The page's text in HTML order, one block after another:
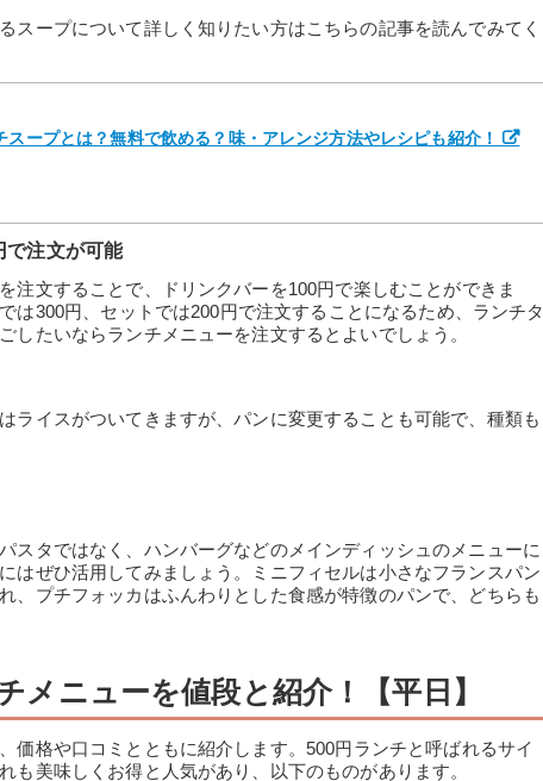
スープについて詳しく知りたい方はこちらの記事を読んでみてく
スープとは？無料で飲める？味・アレンジ方法やレシピも紹介！
で注文が可能
注文することで、ドリンクバーを100円で楽しむことができま
は300円、セットでは200円で注文することになるため、ランチタ
したいならランチメニューを注文するとよいでしょう。
ライスがついてきますが、パンに変更することも可能で、種類も
スタではなく、ハンバーグなどのメインディッシュのメニューに
はぜひ活用してみましょう。ミニフィセルは小さなフランスパン
、プチフォッカはふんわりとした食感が特徴のパンで、どちらも
メニューを値段と紹介！【平日】
価格や口コミとともに紹介します。500円ランチと呼ばれるサイ
も美味しくお得と人気があり、以下のものがあります。